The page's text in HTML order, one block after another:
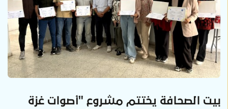
بيت الصحافة يختتم مشروع "أصوات غزة